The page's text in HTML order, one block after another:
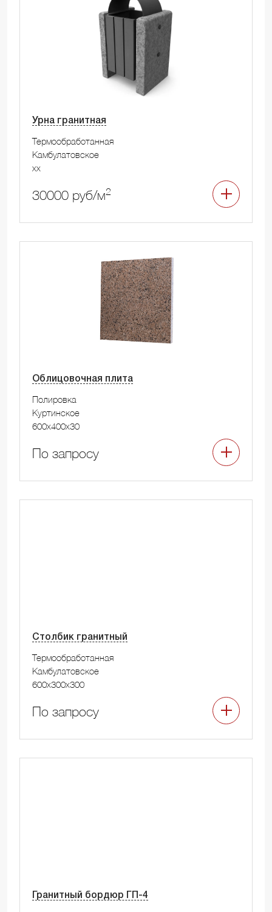
Урна гранитная
Термообработанная
Камбулатовское
xx
30000 руб/м2
Облицовочная плита
Полировка
Куртинское
600x400x30
По запросу
Столбик гранитный
Термообработанная
Камбулатовское
600x300x300
По запросу
Гранитный бордюр ГП-4